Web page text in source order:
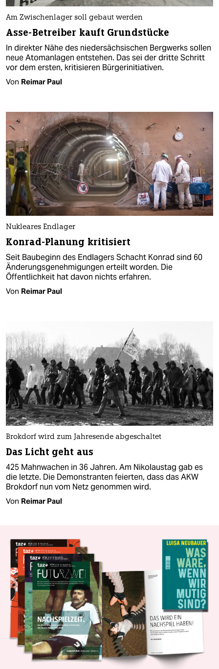
Am Zwischenlager soll gebaut werden
Asse-Betreiber kauft Grundstücke
In direkter Nähe des niedersächsischen Bergwerks sollen
neue Atomanlagen entstehen. Das sei der dritte Schritt
vor dem ersten, kritisieren Bürgerinitiativen.
Von Reimar Paul
Nukleares Endlager
Konrad-Planung kritisiert
Seit Baubeginn des Endlagers Schacht Konrad sind 60
Änderungsgenehmigungen erteilt worden. Die
Öffentlichkeit hat davon nichts erfahren.
Von Reimar Paul
Brokdorf wird zum Jahresende abgeschaltet
Das Licht geht aus
425 Mahnwachen in 36 Jahren. Am Nikolaustag gab es
die letzte. Die Demonstranten feierten, dass das AKW
Brokdorf nun vom Netz genommen wird.
Von Reimar Paul